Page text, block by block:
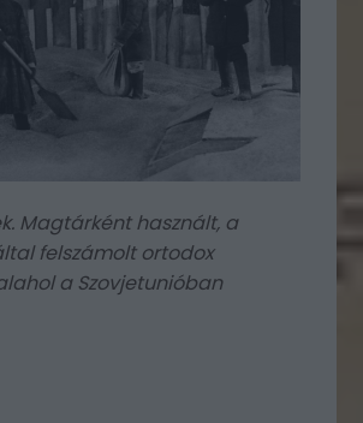
Magtárként használt, a
felszámolt ortodox
a Szovjetunióban